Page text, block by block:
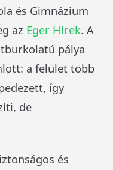
és Gimnázium
az Eger Hírek. A
pálya
a felület több
így
de
és